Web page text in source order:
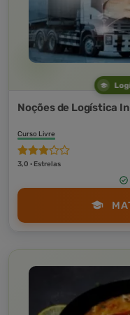
Noções de Logística
Curso Livre
3,0 · Estrelas